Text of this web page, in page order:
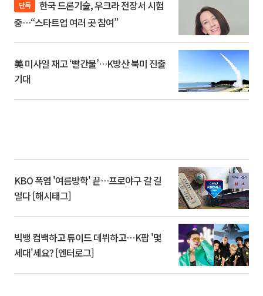
단독
중…“스타트업 여러 곳 참여”
美 미사일 재고 ‘빨간불’…K방산 북미 진출
기대
KBO 폭염 '여름방학' 끝…프로야구 갈 길
멀다 [해시태그]
빅뱅 컴백하고 튜이드 데뷔하고⋯K팝 '몇
세대'세요? [엔터로그]